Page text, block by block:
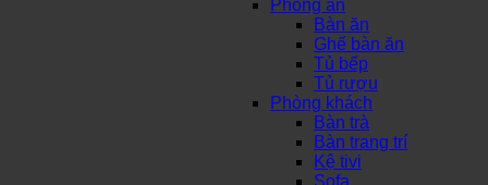
Phòng ăn
Bàn ăn
Ghế bàn ăn
Tủ bếp
Tủ rượu
Phòng khách
Bàn trà
Bàn trang trí
Kệ tivi